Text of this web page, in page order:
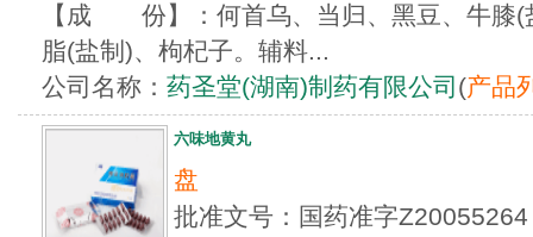
【成 份】：何首乌、当归、黑豆、牛膝(
脂(盐制)、枸杞子。辅料...
公司名称： 药圣堂(湖南)制药有限公司 (产品
六味地黄丸
盘
批准文号：国药准字